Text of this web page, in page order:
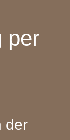
per
der